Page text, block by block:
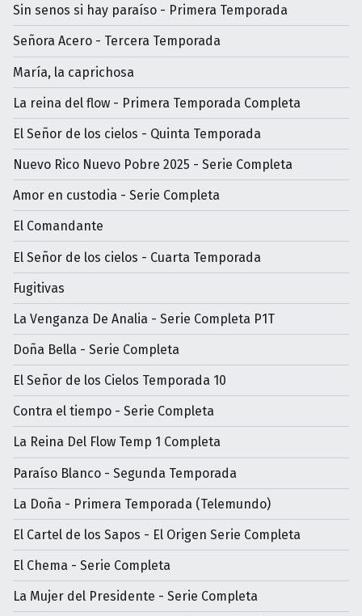
Sin senos si hay paraíso - Primera Temporada
Señora Acero - Tercera Temporada
María, la caprichosa
La reina del flow - Primera Temporada Completa
El Señor de los cielos - Quinta Temporada
Nuevo Rico Nuevo Pobre 2025 - Serie Completa
Amor en custodia - Serie Completa
El Comandante
El Señor de los cielos - Cuarta Temporada
Fugitivas
La Venganza De Analia - Serie Completa P1T
Doña Bella - Serie Completa
El Señor de los Cielos Temporada 10
Contra el tiempo - Serie Completa
La Reina Del Flow Temp 1 Completa
Paraíso Blanco - Segunda Temporada
La Doña - Primera Temporada (Telemundo)
El Cartel de los Sapos - El Origen Serie Completa
El Chema - Serie Completa
La Mujer del Presidente - Serie Completa